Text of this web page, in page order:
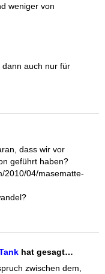
weniger von
dann auch nur für
dass wir vor
geführt haben?
2010/04/masematte-
hat gesagt…
zwischen dem,